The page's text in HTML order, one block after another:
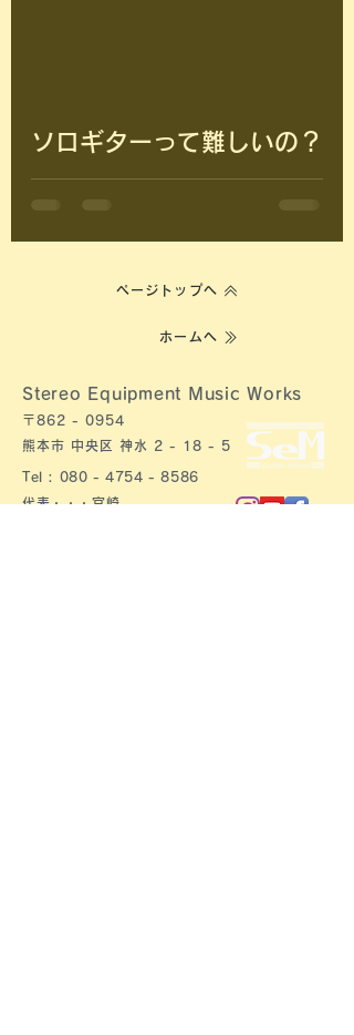
ソロギターって難しいの？
ページトップへ
ホームへ
Stereo Equipment Music Works​
〒862 - 0954​
熊本市 中央区 神水 2 - 18 - 5
Tel : 080 - 4754 - 8586
代表・・・宮崎